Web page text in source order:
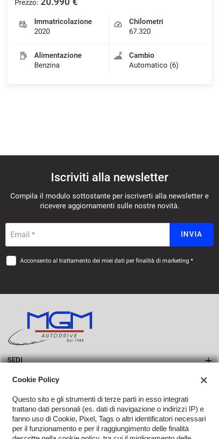
Prezzo:
Immatricolazione
2020
Chilometri
67.320
Alimentazione
Benzina
Cambio
Automatico (6)
Iscriviti alla newsletter
Compila il modulo sottostante per iscriverti alla newsletter e
ricevere aggiornamenti sulle nostre novità.
Email * INVIA
Acconsento al trattamento dei miei dati per finalità di marketing *
SEDI
Azienda
Contatti
Cookie Policy
Questo sito e gli strumenti di terze parti in esso integrati
trattano dati personali (es. dati di navigazione o indirizzi IP) e
fanno uso di Cookie, Pixel, Tags o altri identificatori necessari
per il funzionamento e per il raggiungimento delle finalità
Leggi
la
cookie
Salva
le